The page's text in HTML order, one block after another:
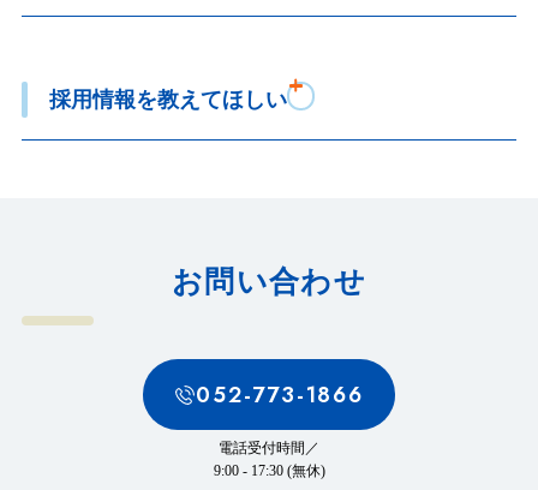
採用情報を教えてほしい
お問い合わせ
052-773-1866
電話受付時間／
9:00 - 17:30 (無休)